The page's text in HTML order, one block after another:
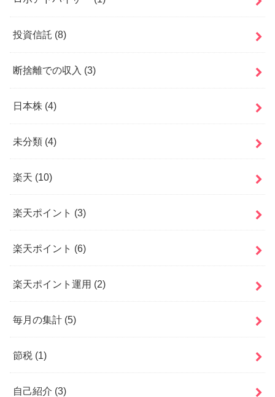
投資信託 (8)
断捨離での収入 (3)
日本株 (4)
未分類 (4)
楽天 (10)
楽天ポイント (3)
楽天ポイント (6)
楽天ポイント運用 (2)
毎月の集計 (5)
節税 (1)
自己紹介 (3)